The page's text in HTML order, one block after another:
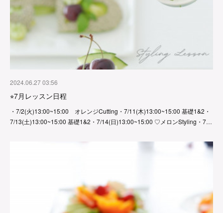
2024.06.27 03:56
⭐︎7月レッスン日程
・7/2(火)13:00~15:00 オレンジCutting・7/11(木)13:00~15:00 基礎1&2・
7/13(土)13:00~15:00 基礎1&2・7/14(日)13:00~15:00 ♡メロンStyling・7…